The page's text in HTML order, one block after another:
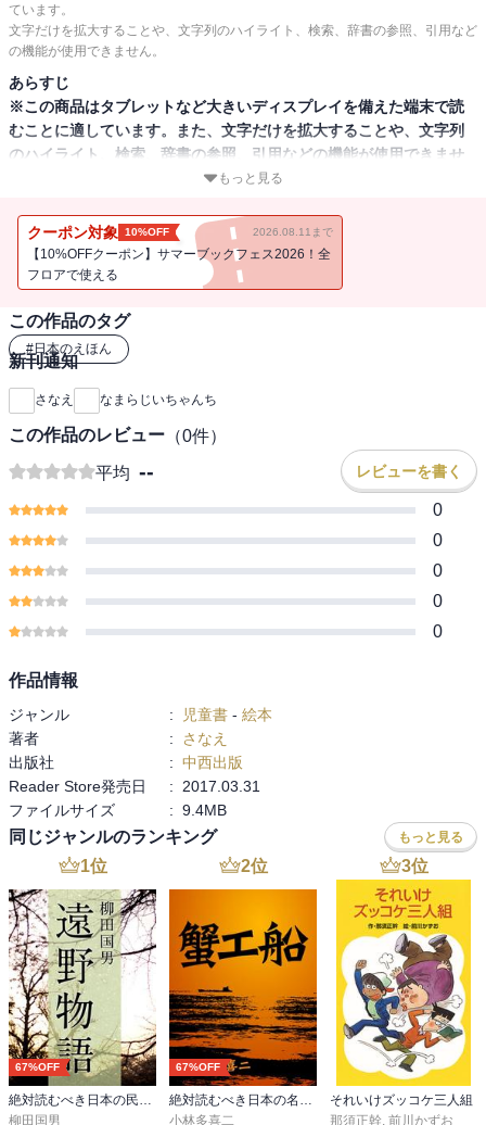
ています。
文字だけを拡大することや、文字列のハイライト、検索、辞書の参照、引用など
の機能が使用できません。
あらすじ
※この商品はタブレットなど大きいディスプレイを備えた端末で読
むことに適しています。また、文字だけを拡大することや、文字列
のハイライト、検索、辞書の参照、引用などの機能が使用できませ
冬休みにまさるくんは、札幌のおじいちゃんとおばあちゃんの家に
遊びにいきました。
大好きなおじいちゃんとお話ししますが、不思議な言葉が沢山出て
おじいちゃんの北海道弁に、都会育ちのまさるくんが不思議がった
り、驚いたり…。
北海道弁の意味を当てるクイズも用意されています。
もっと見る
クーポン対象 10%OFF 2026.08.11まで
【10%OFFクーポン】サマーブックフェス2026！全
フロアで使える
この作品のタグ
#日本のえほん
新刊通知
さなえ なまらじいちゃんち
この作品のレビュー （0件）
平均 -- レビューを書く
0
0
0
0
0
作品情報
ジャンル : 児童書 - 絵本
著者
:
さなえ
出版社
: 中西出版
Reader Store発売日
:
2017.03.31
ファイルサイズ
: 9.4MB
同じジャンルのランキング もっと見る
1位
67%OFF
絶対読むべき日本の民話 遠野物語
柳田国男
2位
67%OFF
絶対読むべき日本の名作 蟹工船
小林多喜二
3位
それいけズッコケ三人組
那須正幹, 前川かずお